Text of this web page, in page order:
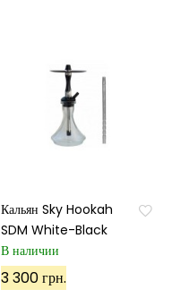
Кальян Sky Hookah
SDM White-Black
В наличии
3 300 грн.